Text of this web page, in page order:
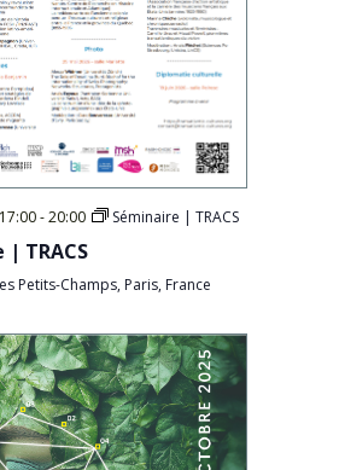
-20:00 Séminaire | TRACS
TRACS
Petits-Champs, Paris, France